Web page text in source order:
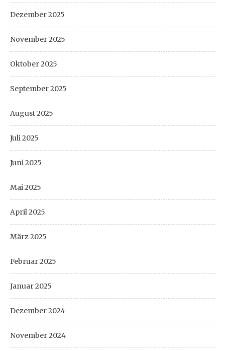
Dezember 2025
November 2025
Oktober 2025
September 2025
August 2025
Juli 2025
Juni 2025
Mai 2025
April 2025
März 2025
Februar 2025
Januar 2025
Dezember 2024
November 2024